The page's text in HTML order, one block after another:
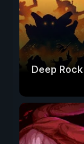
Deep